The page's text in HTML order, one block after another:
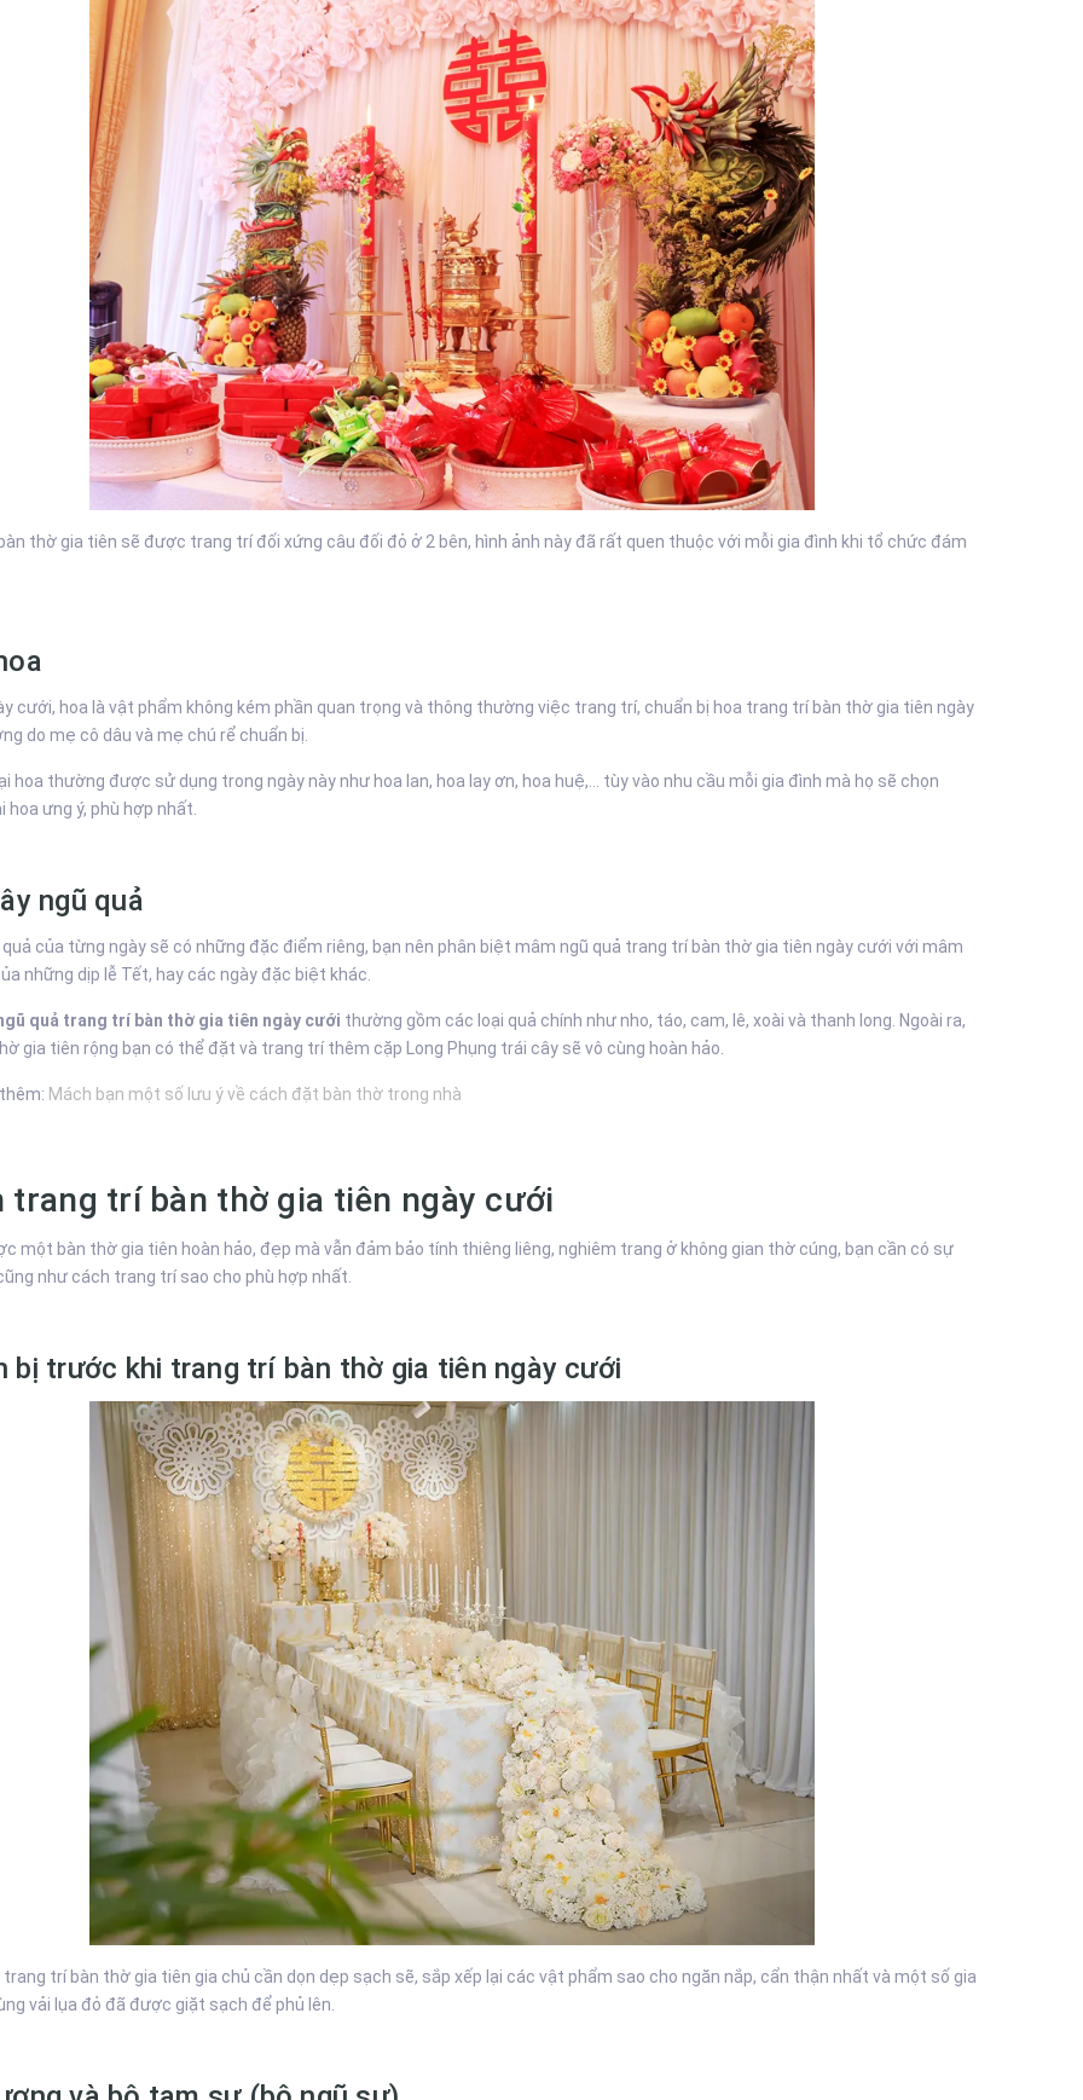
thờ gia tiên sẽ được trang trí đối xứng câu đối đỏ ở 2 bên, hình ảnh này đã rất quen thuộc với mỗi gia đình khi tổ chức đám
cưới, hoa là vật phẩm không kém phần quan trọng và thông thường việc trang trí, chuẩn bị hoa trang trí bàn thờ gia tiên ngày
do mẹ cô dâu và mẹ chú rể chuẩn bị.
hoa thường được sử dụng trong ngày này như hoa lan, hoa lay ơn, hoa huệ,... tùy vào nhu cầu mỗi gia đình mà họ sẽ chọn
hoa ưng ý, phù hợp nhất.
ngũ quả
quả của từng ngày sẽ có những đặc điểm riêng, bạn nên phân biệt mâm ngũ quả trang trí bàn thờ gia tiên ngày cưới với mâm
những dịp lễ Tết, hay các ngày đặc biệt khác.
quả trang trí bàn thờ gia tiên ngày cưới thường gồm các loại quả chính như nho, táo, cam, lê, xoài và thanh long. Ngoài ra,
gia tiên rộng bạn có thể đặt và trang trí thêm cặp Long Phụng trái cây sẽ vô cùng hoàn hảo.
Mách bạn một số lưu ý về cách đặt bàn thờ trong nhà
trang trí bàn thờ gia tiên ngày cưới
một bàn thờ gia tiên hoàn hảo, đẹp mà vẫn đảm bảo tính thiêng liêng, nghiêm trang ở không gian thờ cúng, bạn cần có sự
như cách trang trí sao cho phù hợp nhất.
bị trước khi trang trí bàn thờ gia tiên ngày cưới
trí bàn thờ gia tiên gia chủ cần dọn dẹp sạch sẽ, sắp xếp lại các vật phẩm sao cho ngăn nắp, cẩn thận nhất và một số gia
vải lụa đỏ đã được giặt sạch để phủ lên.